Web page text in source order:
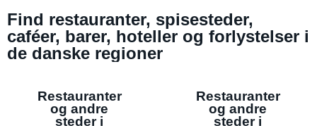
Find restauranter, spisesteder,
caféer, barer, hoteller og forlystelser i
de danske regioner
Restauranter
og andre
steder i
Restauranter
og andre
steder i